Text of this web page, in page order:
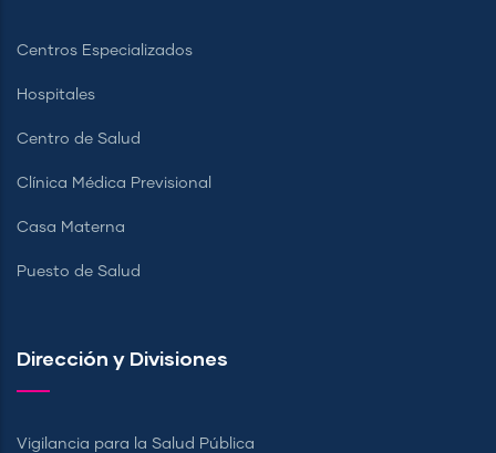
Centros Especializados
Hospitales
Centro de Salud
Clínica Médica Previsional
Casa Materna
Puesto de Salud
Dirección y Divisiones
Vigilancia para la Salud Pública